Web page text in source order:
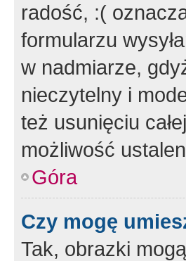
radość, :(
formularzu
w nadmiarze,
nieczytelny i
też usunięciu
możliwość
Góra
Czy mogę
Tak, obrazki